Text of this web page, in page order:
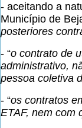
- aceitando a
Município de
posteriores
- “o contrato de
administrativo,
pessoa coletiva
- “os contratos
ETAF, nem com